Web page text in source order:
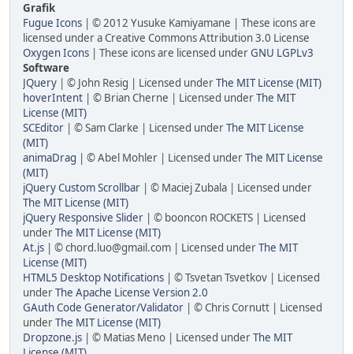
Grafik
Fugue Icons | © 2012 Yusuke Kamiyamane | These icons are
licensed under a Creative Commons Attribution 3.0 License
Oxygen Icons | These icons are licensed underGNU LGPLv3
Software
JQuery | © John Resig | Licensed underThe MIT License (MIT)
hoverIntent | © Brian Cherne | Licensed underThe MIT
License (MIT)
SCEditor | © Sam Clarke | Licensed underThe MIT License
(MIT)
animaDrag | © Abel Mohler | Licensed underThe MIT License
(MIT)
jQuery Custom Scrollbar | © Maciej Zubala | Licensed under
The MIT License (MIT)
jQuery Responsive Slider | © booncon ROCKETS | Licensed
underThe MIT License (MIT)
At.js | © chord.luo@gmail.com | Licensed underThe MIT
License (MIT)
HTML5 Desktop Notifications | © Tsvetan Tsvetkov | Licensed
underThe Apache License Version 2.0
GAuth Code Generator/Validator | © Chris Cornutt | Licensed
underThe MIT License (MIT)
Dropzone.js | © Matias Meno | Licensed underThe MIT